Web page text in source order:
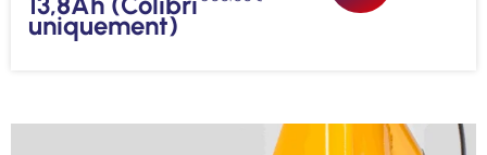
uniquement)